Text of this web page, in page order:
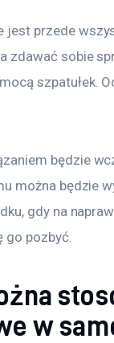
jest przede
zdawać sobie
szpatułek.
będzie
można będzie
gdy na
go pozbyć.
w